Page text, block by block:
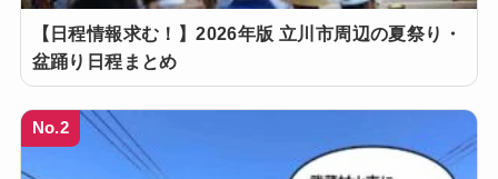
【日程情報求む！】2026年版 立川市周辺の夏祭り・
盆踊り日程まとめ
No.2